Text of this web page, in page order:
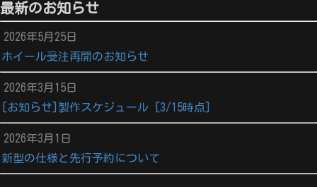
最新のお知らせ
2026年5月25日
ホイール受注再開のお知らせ
2026年3月15日
[お知らせ]製作スケジュール [3/15時点]
2026年3月1日
新型の仕様と先行予約について